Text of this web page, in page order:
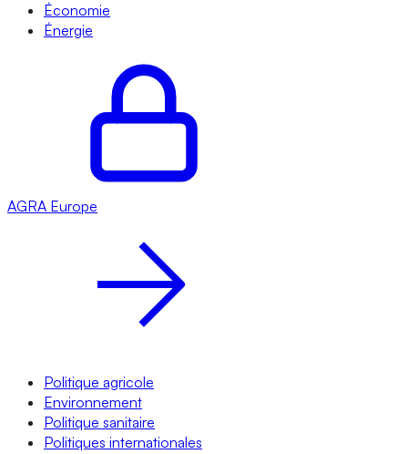
Économie
Énergie
AGRA Europe
Politique agricole
Environnement
Politique sanitaire
Politiques internationales